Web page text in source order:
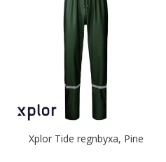
Xplor Tide regnbyxa, Pine